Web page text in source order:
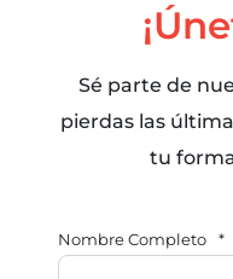
Sé parte de
pierdas las
tu
Nombre Completo *